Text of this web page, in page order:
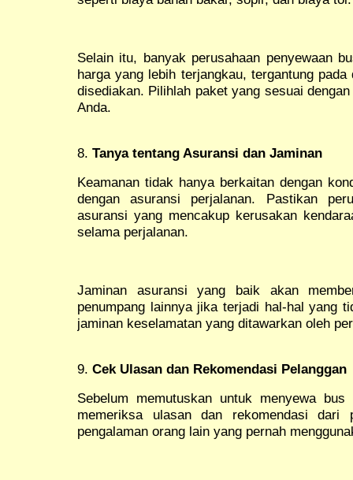
Selain itu, banyak perusahaan penyewaan
harga yang lebih terjangkau, tergantung
disediakan. Pilihlah paket yang sesuai
Anda.
8. Tanya tentang Asuransi dan Jaminan
Keamanan tidak hanya berkaitan dengan
dengan asuransi perjalanan. Pastikan
asuransi yang mencakup kerusakan
selama perjalanan.
Jaminan asuransi yang baik akan
penumpang lainnya jika terjadi hal-hal yang
jaminan keselamatan yang ditawarkan oleh
9. Cek Ulasan dan Rekomendasi Pelanggan
Sebelum memutuskan untuk menyewa
memeriksa ulasan dan rekomendasi dari
pengalaman orang lain yang pernah